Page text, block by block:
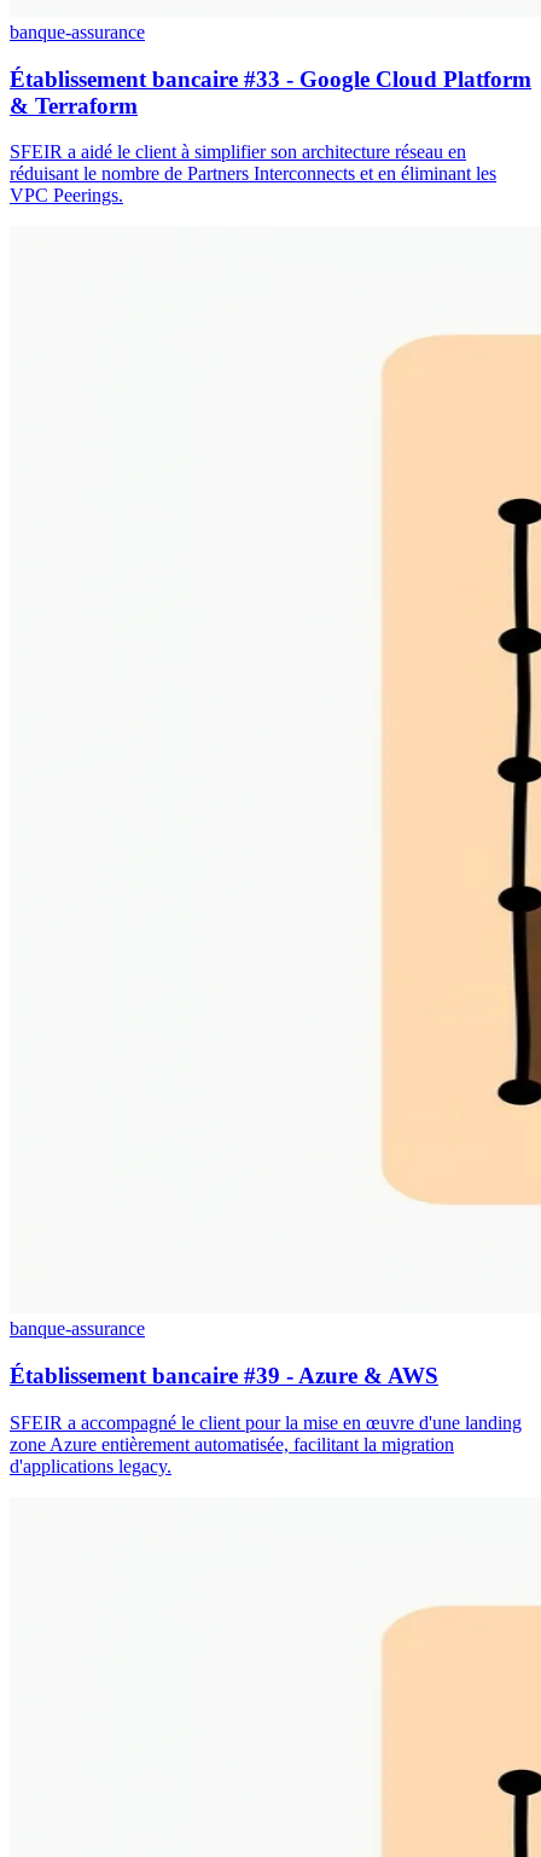
banque-assurance
Établissement bancaire #33 - Google Cloud Platform
& Terraform
SFEIR a aidé le client à simplifier son architecture réseau en
réduisant le nombre de Partners Interconnects et en éliminant les
VPC Peerings.
banque-assurance
Établissement bancaire #39 - Azure & AWS
SFEIR a accompagné le client pour la mise en œuvre d'une landing
zone Azure entièrement automatisée, facilitant la migration
d'applications legacy.